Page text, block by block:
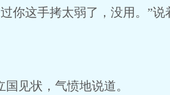
这手拷太弱了，没用。”说
见状，气愤地说道。